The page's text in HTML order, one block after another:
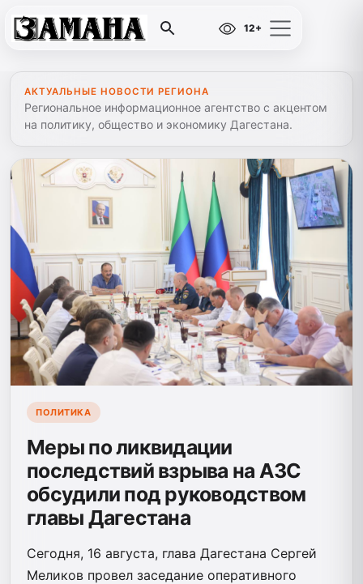
12+
АКТУАЛЬНЫЕ НОВОСТИ РЕГИОНА
Региональное информационное агентство с акцентом
на политику, общество и экономику Дагестана.
ПОЛИТИКА
Меры по ликвидации
последствий взрыва на АЗС
обсудили под руководством
главы Дагестана
Сегодня, 16 августа, глава Дагестана Сергей
Меликов провел заседание оперативного